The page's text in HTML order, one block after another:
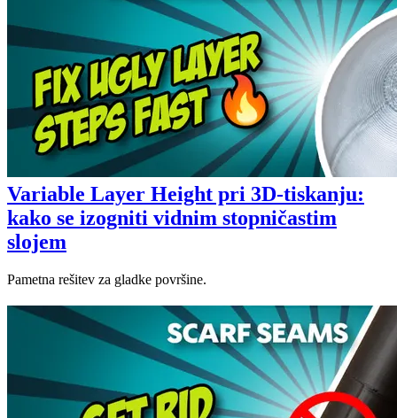
Variable Layer Height pri 3D-tiskanju:
kako se izogniti vidnim stopničastim
slojem
Pametna rešitev za gladke površine.